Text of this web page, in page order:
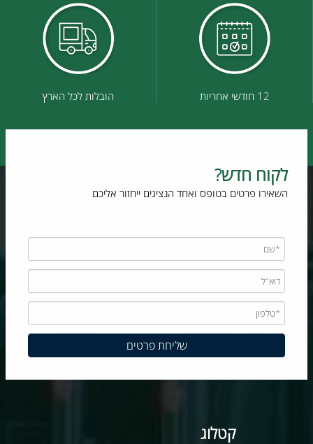
12 חודשי אחריות הובלות לכל הארץ
לקוח חדש?
השאירו פרטים בטופס ואחד הנציגים ייחזור אליכם
קטלוג